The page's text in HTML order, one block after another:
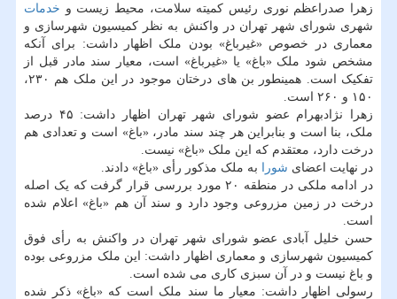
زهرا صدراعظم نوری رئیس کمیته سلامت، محیط زیست و خدمات
شهری شورای شهر تهران در واکنش به نظر کمیسیون شهرسازی و
معماری در خصوص «غیرباغ» بودن ملک اظهار داشت: برای آنکه
مشخص شود ملک «باغ» یا «غیرباغ» است، معیار سند مادر قبل از
تفکیک است. همینطور بن های درختان موجود در این ملک هم ۲۳۰،
۱۵۰ و ۲۶۰ است.
زهرا نژادبهرام عضو شورای شهر تهران اظهار داشت: ۴۵ درصد
ملک، بنا است و بنابراین هر چند سند مادر، «باغ» است و تعدادی هم
درخت دارد، معتقدم که این ملک «باغ» نیست.
در نهایت اعضای شورا به ملک مذکور رأی «باغ» دادند.
در ادامه ملکی در منطقه ۲۰ مورد بررسی قرار گرفت که یک اصله
درخت در زمین مزروعی وجود دارد و سند آن هم «باغ» اعلام شده
است.
حسن خلیل آبادی عضو شورای شهر تهران در واکنش به رأی فوق
کمیسیون شهرسازی و معماری اظهار داشت: این ملک مزروعی بوده
و باغ نیست و در آن سبزی کاری می شده است.
رسولی اظهار داشت: معیار ما سند ملک است که «باغ» ذکر شده